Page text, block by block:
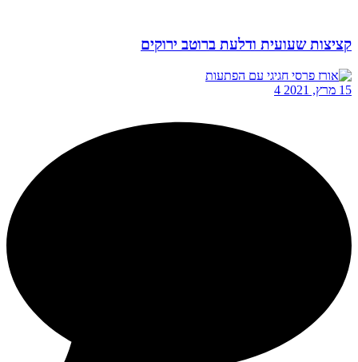
קציצות שעועית ודלעת ברוטב ירוקים
15 מרץ, 2021 4